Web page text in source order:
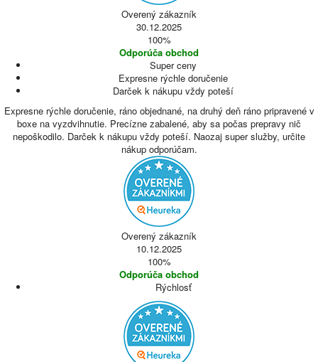
Overený zákazník
30.12.2025
100%
Odporúča obchod
Super ceny
Expresne rýchle doručenie
Darček k nákupu vždy poteší
Expresne rýchle doručenie, ráno objednané, na druhý deň ráno pripravené v
boxe na vyzdvihnutie. Precízne zabalené, aby sa počas prepravy nič
nepoškodilo. Darček k nákupu vždy poteší. Naozaj super služby, určite
nákup odporúčam.
Overený zákazník
10.12.2025
100%
Odporúča obchod
Rýchlosť